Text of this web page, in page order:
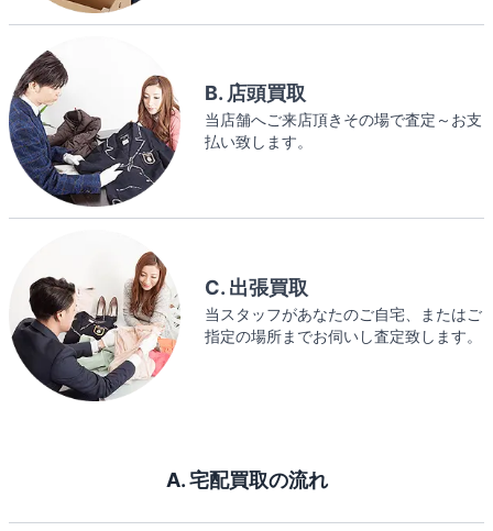
B. 店頭買取
当店舗へご来店頂きその場で査定～お支
払い致します。
C. 出張買取
当スタッフがあなたのご自宅、またはご
指定の場所までお伺いし査定致します。
A. 宅配買取の流れ